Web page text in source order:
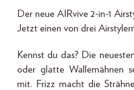
Der neue AIRvive 2-in-1
Jetzt einen von drei
Kennst du das? Die
oder glatte Wallemähnen
mit. Frizz macht die